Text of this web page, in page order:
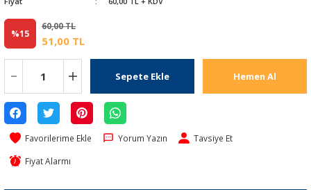
%15
60,00 TL
51,00 TL
Sepete Ekle Hemen Al
Yorum Yazın Tavsiye Et
Fiyat Alarmı